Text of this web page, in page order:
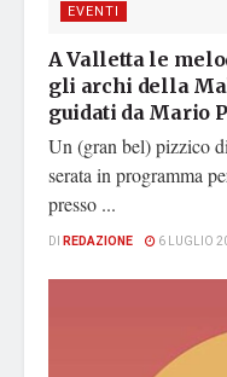
EVENTI
A Valletta le
gli archi della
guidati da Mario
Un (gran bel) pizzico
serata in programma
presso ...
DI REDAZIONE 6 LUGLIO